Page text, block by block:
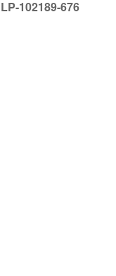
102189-676